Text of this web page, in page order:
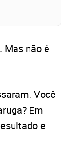
Mas não é
Você
Em
e